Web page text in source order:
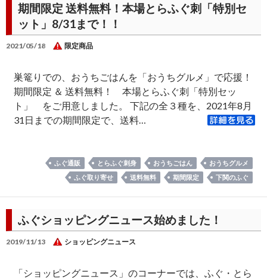
期間限定 送料無料！本場とらふぐ刺「特別セ
ット」8/31まで！！
2021/05/18 限定商品
巣篭りでの、おうちごはんを「おうちグルメ」で応援！
期間限定 ＆ 送料無料！ 本場とらふぐ刺「特別セッ
ト」 をご用意しました。 下記の全３種を、2021年8月
31日までの期間限定で、送料…
ふぐ通販 とらふぐ刺身 おうちごはん
おうちグルメ
ふぐ取り寄せ
送料無料 期間限定 下関のふぐ
ふぐショッピングニュース始めました！
2019/11/13 ショッピングニュース
「ショッピングニュース」のコーナーでは、ふぐ・とら